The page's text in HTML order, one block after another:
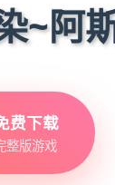
~阿
费下载
整版游戏